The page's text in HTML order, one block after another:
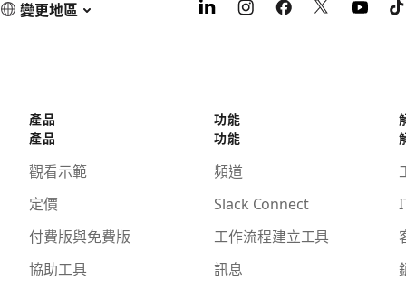
變更地區
產品
產品
觀看示範
定價
付費版與免費版
協助工具
功能
功能
頻道
Slack Connect
工作流程建立工具
訊息